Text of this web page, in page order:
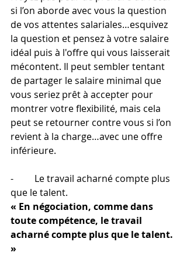
si l’on aborde avec vous la question
de vos attentes salariales…esquivez
la question et pensez à votre salaire
idéal puis à l'offre qui vous laisserait
mécontent. Il peut sembler tentant
de partager le salaire minimal que
vous seriez prêt à accepter pour
montrer votre flexibilité, mais cela
peut se retourner contre vous si l’on
revient à la charge…avec une offre
inférieure.
-         Le travail acharné compte plus
que le talent.
« En négociation, comme dans
toute compétence, le travail
acharné compte plus que le talent.
»